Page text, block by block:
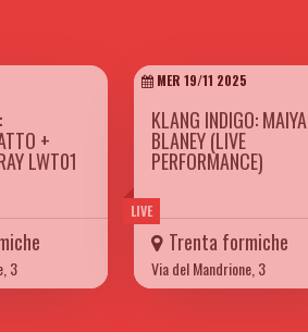
+
LWT01
3
LIVE
MER 19/11 2025
KLANG INDIGO: MAIYA
BLANEY (LIVE
PERFORMANCE)
Trenta formiche
Via del Mandrione, 3